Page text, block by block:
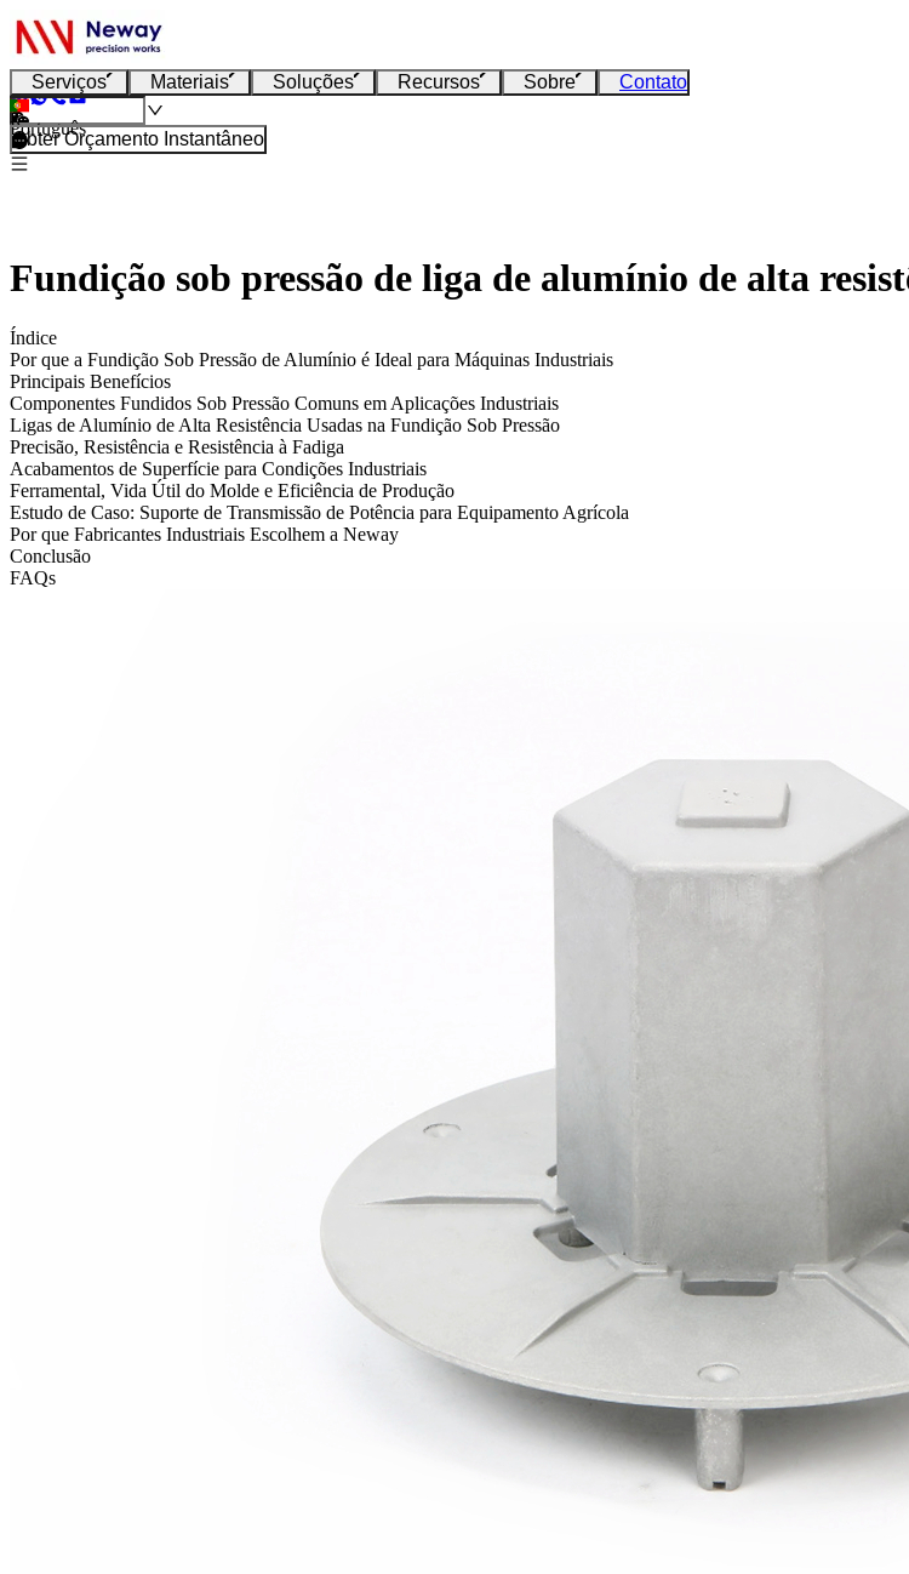
Serviços Materiais Soluções Recursos Sobre Contato
Português
Obter Orçamento Instantâneo
Fundição sob pressão de liga de alumínio de alta
Índice
Por que a Fundição Sob Pressão de Alumínio é Ideal para Máquinas Industriais
Principais Benefícios
Componentes Fundidos Sob Pressão Comuns em Aplicações Industriais
Ligas de Alumínio de Alta Resistência Usadas na Fundição Sob Pressão
Precisão, Resistência e Resistência à Fadiga
Acabamentos de Superfície para Condições Industriais
Ferramental, Vida Útil do Molde e Eficiência de Produção
Estudo de Caso: Suporte de Transmissão de Potência para Equipamento Agrícola
Por que Fabricantes Industriais Escolhem a Neway
Conclusão
FAQs